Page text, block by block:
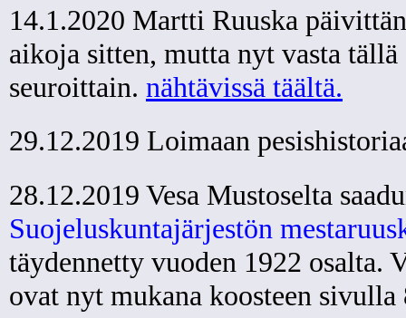
14.1.2020 Martti Ruuska
aikoja sitten, mutta nyt vasta
seuroittain. nähtävissä täältä.
29.12.2019 Loimaan
28.12.2019 Vesa Mustoselta
Suojeluskuntajärjestön
täydennetty vuoden 1922 osalta.
ovat nyt mukana koosteen sivulla